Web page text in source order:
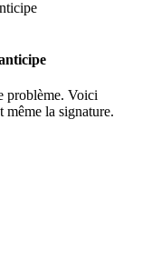
problème. Voici
même la signature.